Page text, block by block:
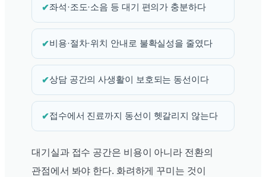
✔좌석·조도·소음 등 대기 편의가 충분하다
✔비용·절차·위치 안내로 불확실성을 줄였다
✔상담 공간의 사생활이 보호되는 동선이다
✔접수에서 진료까지 동선이 헷갈리지 않는다
대기실과 접수 공간은 비용이 아니라 전환의
관점에서 봐야 한다. 화려하게 꾸미는 것이